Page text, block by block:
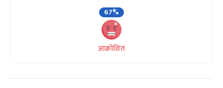
67%
आक्रोशित